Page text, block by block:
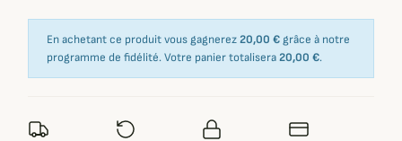
En achetant ce produit vous gagnerez20,00 € grâce à notre
programme de fidélité. Votre panier totalisera20,00 €.